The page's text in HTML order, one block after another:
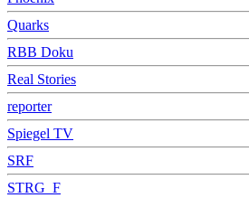
Quarks
RBB Doku
Real Stories
reporter
Spiegel TV
SRF
STRG_F